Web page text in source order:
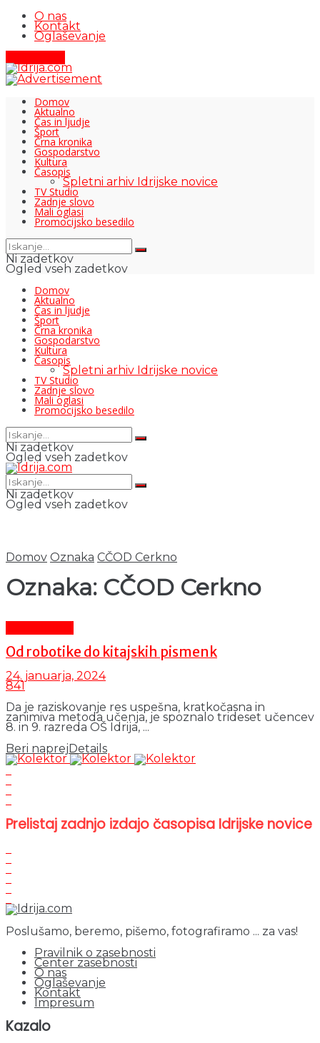
O nas
Kontakt
Oglaševanje
Domov
Aktualno
Čas in ljudje
Šport
Črna kronika
Gospodarstvo
Kultura
Časopis
Spletni arhiv Idrijske novice
TV Studio
Zadnje slovo
Mali oglasi
Promocijsko besedilo
Ni zadetkov
Ogled vseh zadetkov
Domov
Aktualno
Čas in ljudje
Šport
Črna kronika
Gospodarstvo
Kultura
Časopis
Spletni arhiv Idrijske novice
TV Studio
Zadnje slovo
Mali oglasi
Promocijsko besedilo
Ni zadetkov
Ogled vseh zadetkov
Ni zadetkov
Ogled vseh zadetkov
Domov Oznaka CČOD Cerkno
Oznaka: CČOD Cerkno
Od robotike do kitajskih pismenk
24. januarja, 2024
841
Da je raziskovanje res uspešna, kratkočasna in
zanimiva metoda učenja, je spoznalo trideset učencev
8. in 9. razreda OŠ Idrija, ...
Beri naprej Details
Prelistaj zadnjo izdajo časopisa Idrijske novice
Poslušamo, beremo, pišemo, fotografiramo ... za vas!
Pravilnik o zasebnosti
Center zasebnosti
O nas
Oglaševanje
Kontakt
Impresum
Kazalo